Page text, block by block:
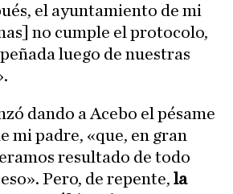
el ayuntamiento de mi
no cumple el protocolo,
luego de nuestras
dando a Acebo el pésame
mi padre, «que, en gran
resultado de todo
Pero, de repente, la